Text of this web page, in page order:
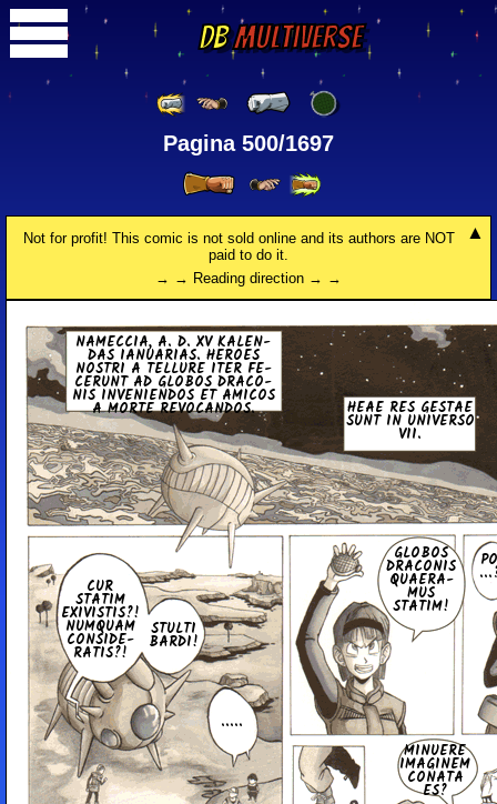
DBMultiverse
Pagina 500/1697
Not for profit! This comic is not sold online and its authors are NOT
paid to do it.
→ → Reading direction → →
NA­ME­C­CIA, A. D. XV KA­LE­N­
DAS IAN­UA­RIAS. HEROES
NOSTRI A TELLURE ITER FE­
CE­RU­NT AD GLOBOS DRA­CO­
NIS IN­VE­NIE­N­DOS ET AMICOS
A MORTE RE­VO­CA­N­DOS. HEAE RES GESTAE
SUNT IN UNI­VE­R­SO
VII.
CUR
STATIM
EX­I­VI­STIS?!
NUMQUAM
CONSIDE-
RATIS?!
STULTI
BARDI!
.....
GLOBOS
DRA­CO­NIS
QUAE­RA­
MUS
STATIM!
PO
MINUERE
IMA­GI­NEM
CONATA
ES?